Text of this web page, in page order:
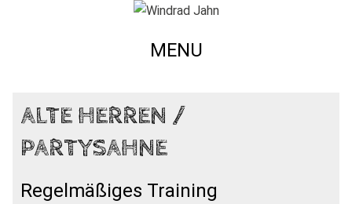
MENU
ALTE HERREN /
PARTYSAHNE
Regelmäßiges Training